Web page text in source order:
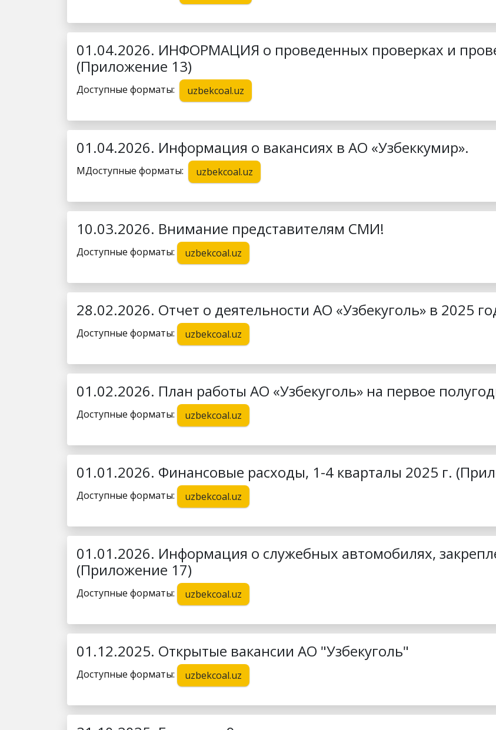
01.04.2026. ИНФОРМАЦИЯ о проведенных проверках и
(Приложение 13)
Доступные форматы: uzbekcoal.uz
01.04.2026. Информация о вакансиях в АО «Узбеккумир».
MДоступные форматы: uzbekcoal.uz
10.03.2026. Внимание представителям СМИ!
Доступные форматы: uzbekcoal.uz
28.02.2026. Отчет о деятельности АО «Узбекуголь» в 2025
Доступные форматы: uzbekcoal.uz
01.02.2026. План работы АО «Узбекуголь» на первое
Доступные форматы: uzbekcoal.uz
01.01.2026. Финансовые расходы, 1-4 кварталы 2025 г.
Доступные форматы: uzbekcoal.uz
01.01.2026. Информация о служебных автомобилях,
(Приложение 17)
Доступные форматы: uzbekcoal.uz
01.12.2025. Открытые вакансии АО "Узбекуголь"
Доступные форматы: uzbekcoal.uz